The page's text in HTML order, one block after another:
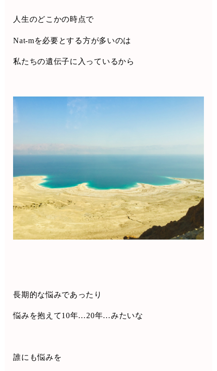
人生のどこかの時点で
Nat-mを必要とする方が多いのは
私たちの遺伝子に入っているから
長期的な悩みであったり
悩みを抱えて10年…20年…みたいな
誰にも悩みを